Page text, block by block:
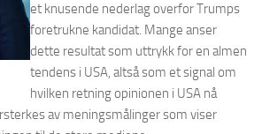
et knusende nederlag overfor Trumps
foretrukne kandidat. Mange anser
dette resultat som uttrykk for en almen
tendens i USA, altså som et signal om
hvilken retning opinionen i USA nå
av meningsmålinger som viser